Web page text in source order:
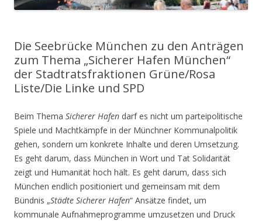
Die Seebrücke München zu den Anträgen
zum Thema „Sicherer Hafen München“
der Stadtratsfraktionen Grüne/Rosa
Liste/Die Linke und SPD
Beim Thema Sicherer Hafen darf es nicht um parteipolitische
Spiele und Machtkämpfe in der Münchner Kommunalpolitik
gehen, sondern um konkrete Inhalte und deren Umsetzung.
Es geht darum, dass München in Wort und Tat Solidarität
zeigt und Humanität hoch hält. Es geht darum, dass sich
München endlich positioniert und gemeinsam mit dem
Bündnis „Städte Sicherer Hafen“ Ansätze findet, um
kommunale Aufnahmeprogramme umzusetzen und Druck